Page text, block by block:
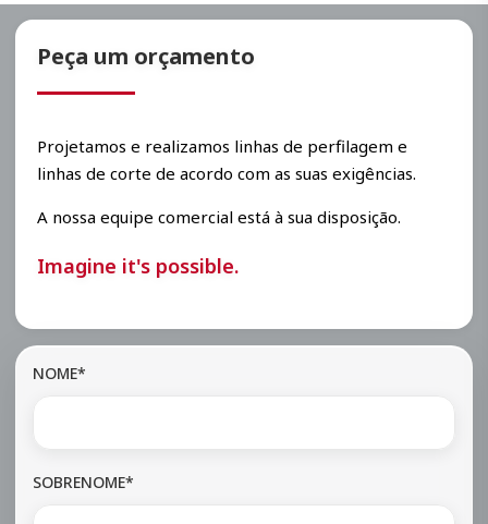
Peça um orçamento
Projetamos e realizamos linhas de perfilagem e
linhas de corte de acordo com as suas exigências.
A nossa equipe comercial está à sua disposição.
Imagine it's possible.
NOME*
SOBRENOME*